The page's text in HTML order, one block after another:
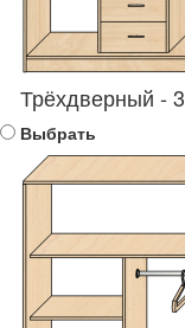
Трёхдверный - 3
Выбрать